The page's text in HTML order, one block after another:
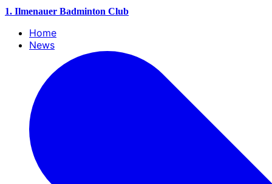
1. Ilmenauer Badminton Club
Home
News